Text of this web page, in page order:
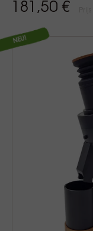
181,50 €
NEU!